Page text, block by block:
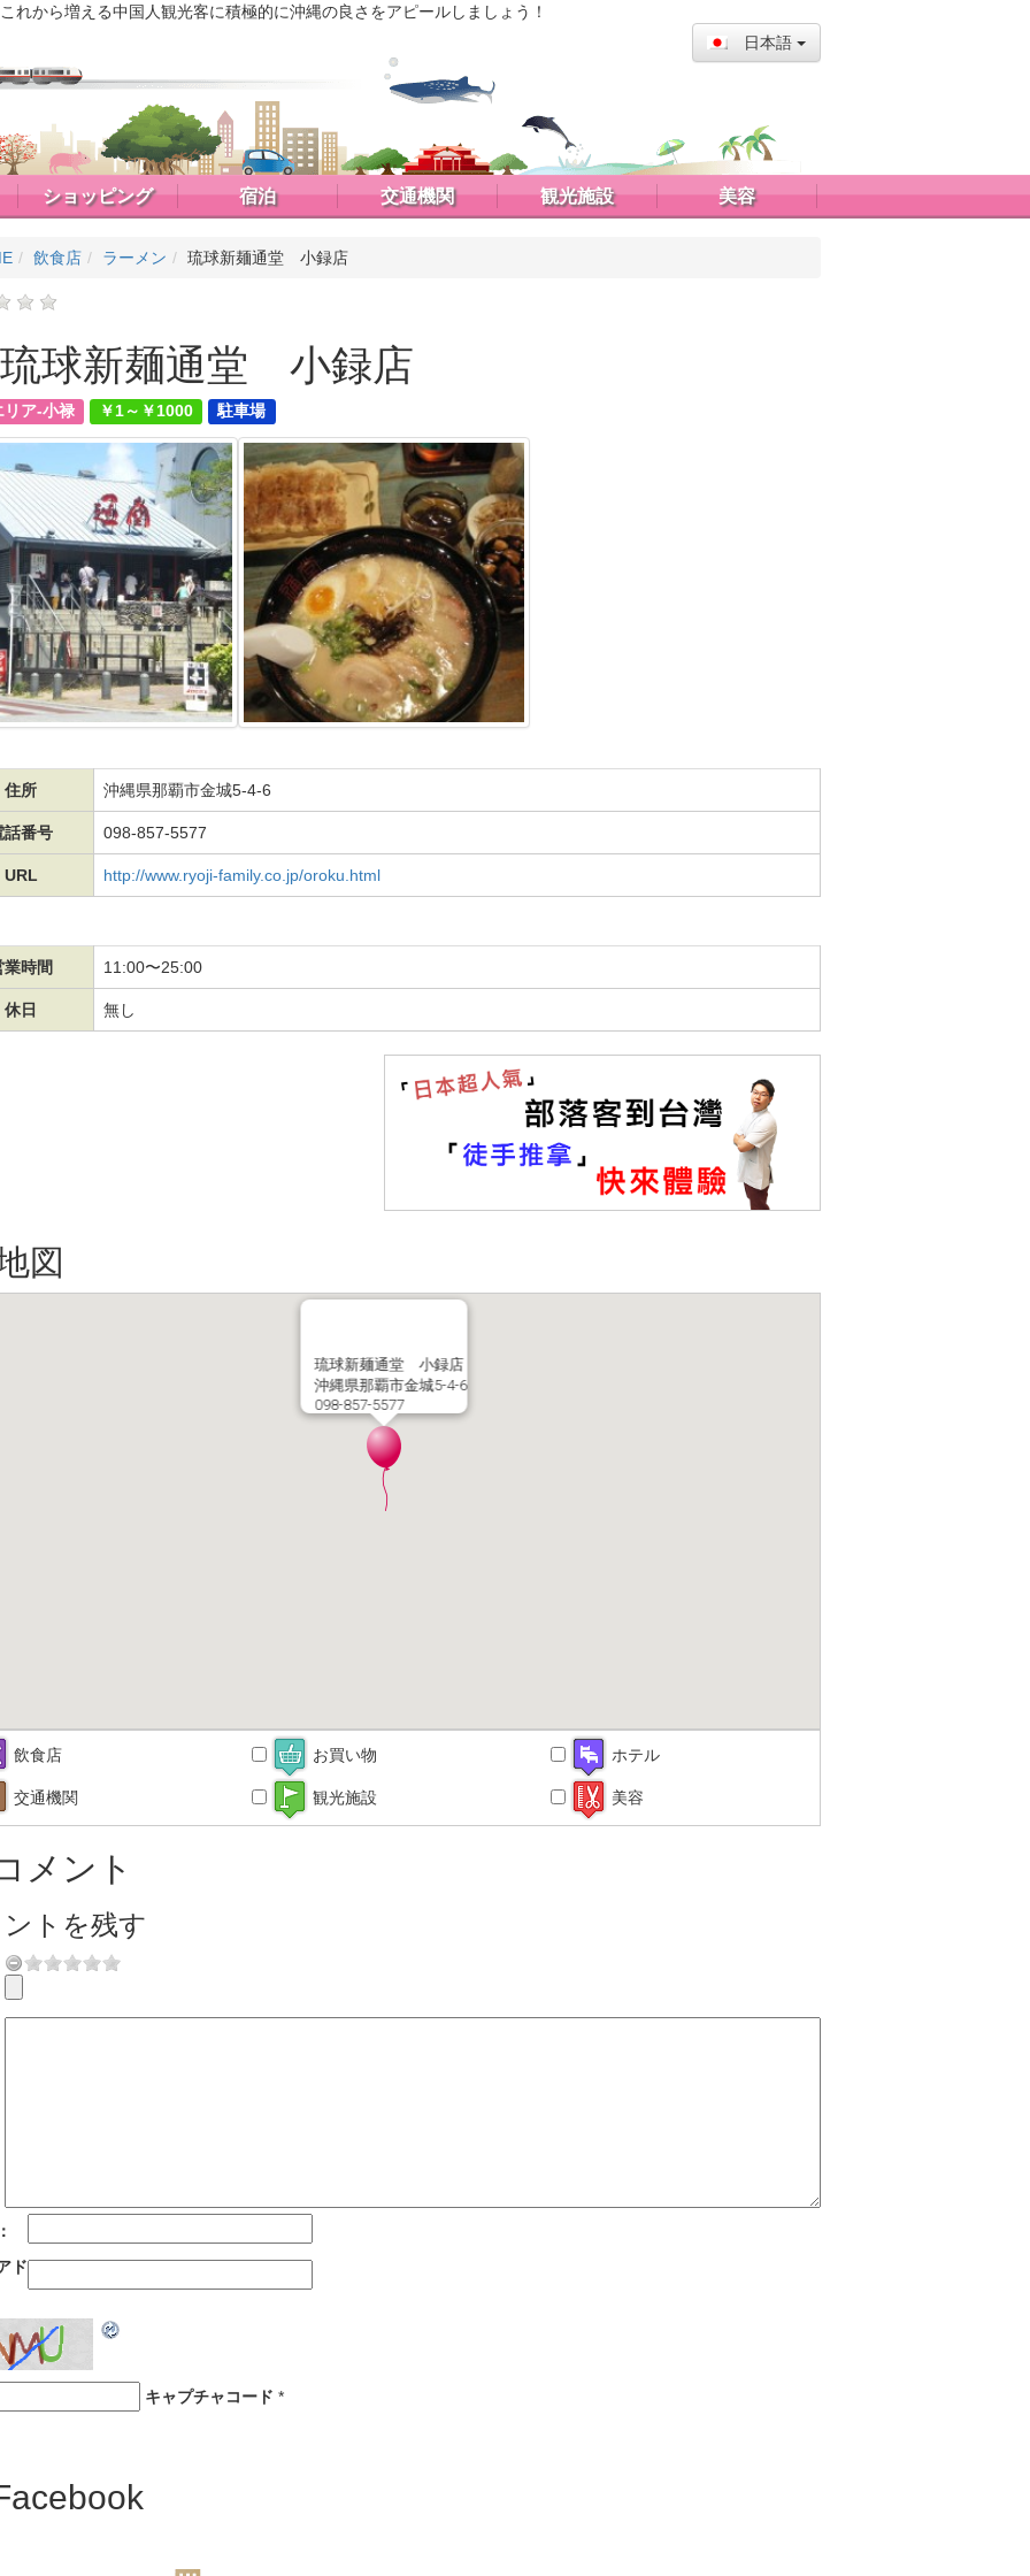
れから増える中国人観光客に積極的に沖縄の良さをアピールしましょう！
日本語
ショッピング 宿泊 交通機関 観光施設 美容
飲食店 ラーメン 琉球新麺通堂 小録店
球新麺通堂 小録店
リア-小禄 ￥1～￥1000 駐車場
住所 沖縄県那覇市金城5-4-6
話番号 098-857-5577
URL http://www.ryoji-family.co.jp/oroku.html
業時間 11:00〜25:00
休日 無し
図
琉球新麺通堂 小録店
沖縄県那覇市金城5-4-6
098-857-5577
飲食店 お買い物 ホテル
交通機関 観光施設 美容
メント
トを残す
ド
キャプチャコード *